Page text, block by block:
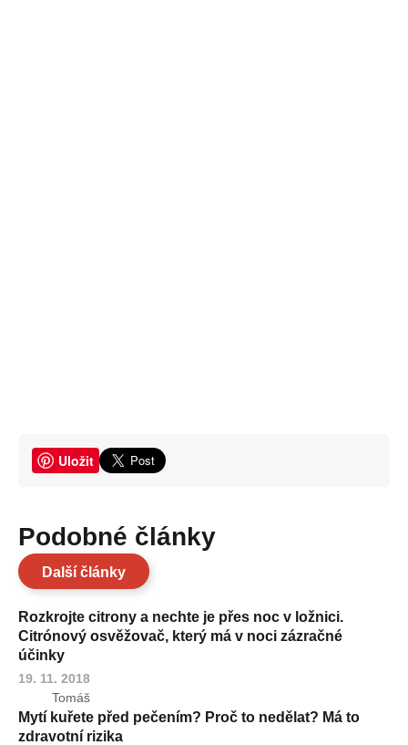
Uložit
Podobné články
Další články
Rozkrojte citrony a nechte je přes noc v ložnici.
Citrónový osvěžovač, který má v noci zázračné
účinky
19. 11. 2018
Tomáš
Mytí kuřete před pečením? Proč to nedělat? Má to
zdravotní rizika